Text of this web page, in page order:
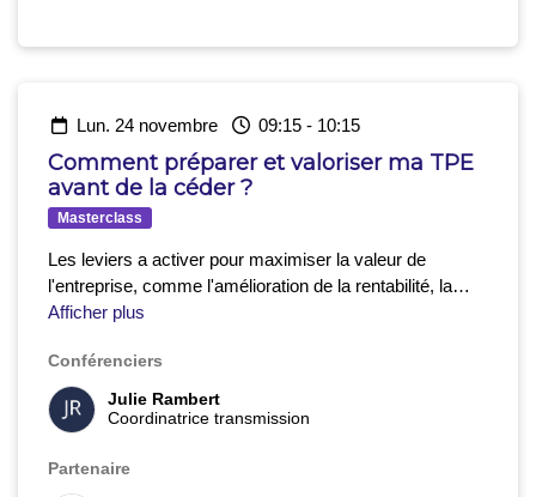
lun. 24 novembre 09:15- 10:15
Comment préparer et valoriser ma TPE
avant de la céder ?
Masterclass
Les leviers a activer pour maximiser la valeur de
l'entreprise, comme l'amélioration de la rentabilité, la
visibilité numérique, l'e-reputation, la mise en conformité,
Afficher plus
Conférenciers
Julie Rambert
Coordinatrice transmission
Partenaire